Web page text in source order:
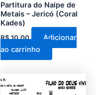
Partitura do Naipe de
Metais – Jericó (Coral
Kades)
R$10,00
Adicionar
ao carrinho